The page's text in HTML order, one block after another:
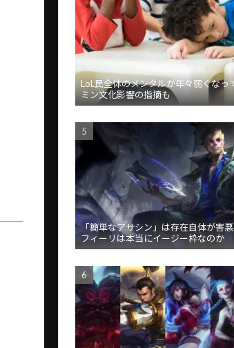
LoL民全体のメンタルが年々弱くなっ
ミン文化影響の指摘も
「簡単なアサシン」は存在自体が害
フィーリは本当にイージー枠なのか